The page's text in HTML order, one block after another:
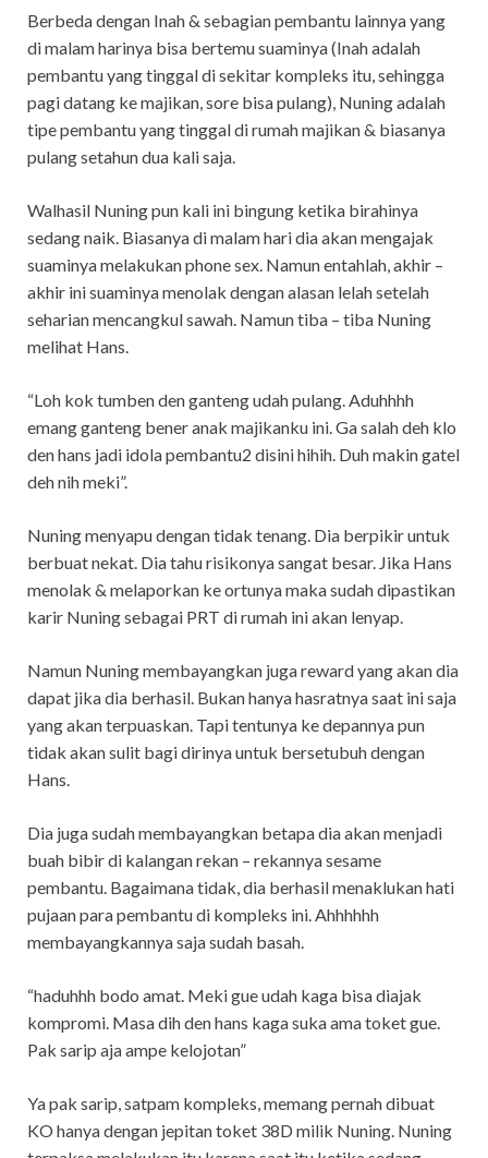
Berbeda dengan Inah & sebagian pembantu lainnya yang
di malam harinya bisa bertemu suaminya (Inah adalah
pembantu yang tinggal di sekitar kompleks itu, sehingga
pagi datang ke majikan, sore bisa pulang), Nuning adalah
tipe pembantu yang tinggal di rumah majikan & biasanya
pulang setahun dua kali saja.
Walhasil Nuning pun kali ini bingung ketika birahinya
sedang naik. Biasanya di malam hari dia akan mengajak
suaminya melakukan phone sex. Namun entahlah, akhir –
akhir ini suaminya menolak dengan alasan lelah setelah
seharian mencangkul sawah. Namun tiba – tiba Nuning
melihat Hans.
“Loh kok tumben den ganteng udah pulang. Aduhhhh
emang ganteng bener anak majikanku ini. Ga salah deh klo
den hans jadi idola pembantu2 disini hihih. Duh makin gatel
deh nih meki”.
Nuning menyapu dengan tidak tenang. Dia berpikir untuk
berbuat nekat. Dia tahu risikonya sangat besar. Jika Hans
menolak & melaporkan ke ortunya maka sudah dipastikan
karir Nuning sebagai PRT di rumah ini akan lenyap.
Namun Nuning membayangkan juga reward yang akan dia
dapat jika dia berhasil. Bukan hanya hasratnya saat ini saja
yang akan terpuaskan. Tapi tentunya ke depannya pun
tidak akan sulit bagi dirinya untuk bersetubuh dengan
Hans.
Dia juga sudah membayangkan betapa dia akan menjadi
buah bibir di kalangan rekan – rekannya sesame
pembantu. Bagaimana tidak, dia berhasil menaklukan hati
pujaan para pembantu di kompleks ini. Ahhhhhh
membayangkannya saja sudah basah.
“haduhhh bodo amat. Meki gue udah kaga bisa diajak
kompromi. Masa dih den hans kaga suka ama toket gue.
Pak sarip aja ampe kelojotan”
Ya pak sarip, satpam kompleks, memang pernah dibuat
KO hanya dengan jepitan toket 38D milik Nuning. Nuning